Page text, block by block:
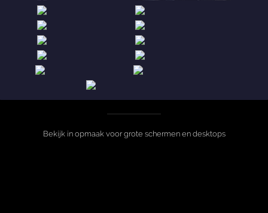
Bekijk in opmaak voor grote schermen en desktops